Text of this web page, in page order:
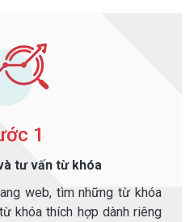
1
tư vấn từ khóa
web, tìm những từ khóa
khóa thích hợp dành riêng